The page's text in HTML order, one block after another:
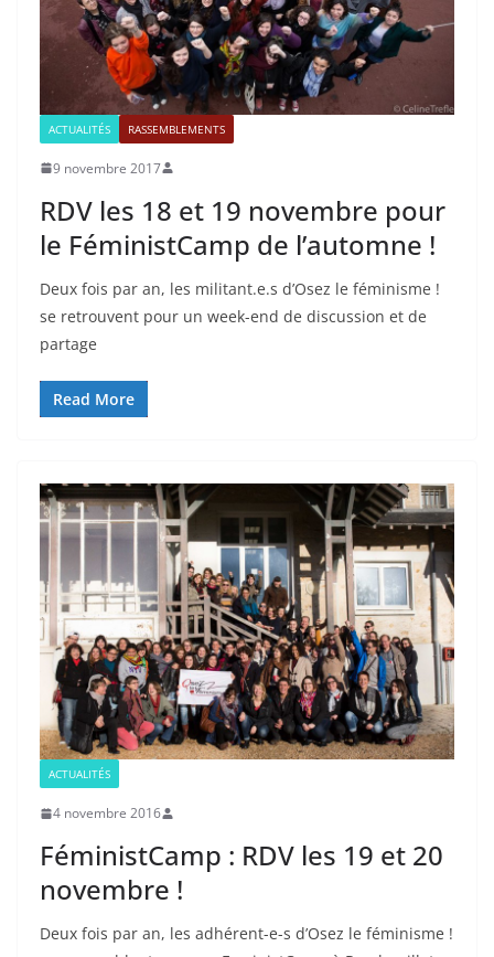
ACTUALITÉS RASSEMBLEMENTS
9 novembre 2017
RDV les 18 et 19 novembre pour
le FéministCamp de l’automne !
Deux fois par an, les militant.e.s d’Osez le féminisme !
se retrouvent pour un week-end de discussion et de
partage
Read More
ACTUALITÉS
4 novembre 2016
FéministCamp : RDV les 19 et 20
novembre !
Deux fois par an, les adhérent-e-s d’Osez le féminisme !